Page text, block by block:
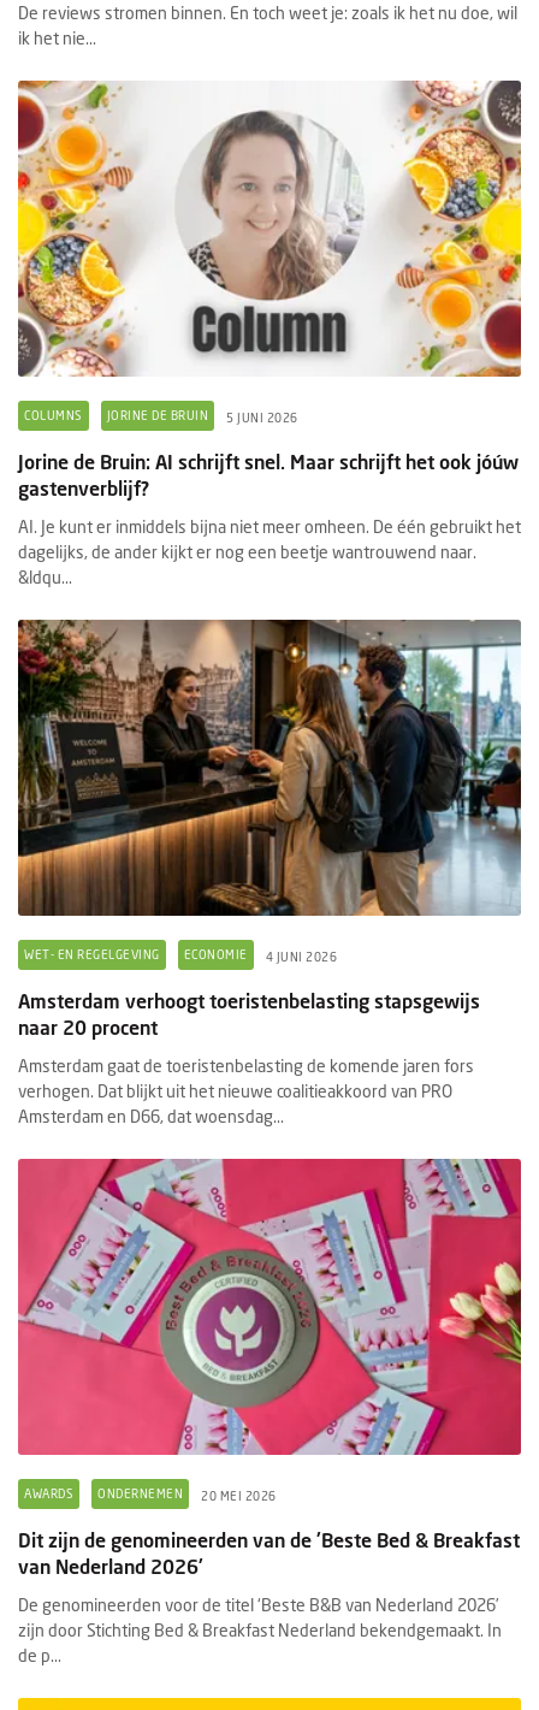
De reviews stromen binnen. En toch weet je: zoals ik het nu doe, wil
ik het nie...
COLUMNS JORINE DE BRUIN 5 JUNI 2026
Jorine de Bruin: AI schrijft snel. Maar schrijft het ook jóúw
gastenverblijf?
AI. Je kunt er inmiddels bijna niet meer omheen. De één gebruikt het
dagelijks, de ander kijkt er nog een beetje wantrouwend naar.
&ldqu...
WET- EN REGELGEVING ECONOMIE 4 JUNI 2026
Amsterdam verhoogt toeristenbelasting stapsgewijs
naar 20 procent
Amsterdam gaat de toeristenbelasting de komende jaren fors
verhogen. Dat blijkt uit het nieuwe coalitieakkoord van PRO
Amsterdam en D66, dat woensdag...
AWARDS ONDERNEMEN 20 MEI 2026
Dit zijn de genomineerden van de 'Beste Bed & Breakfast
van Nederland 2026'
De genomineerden voor de titel ‘Beste B&B van Nederland 2026’
zijn door Stichting Bed & Breakfast Nederland bekendgemaakt. In
de p...